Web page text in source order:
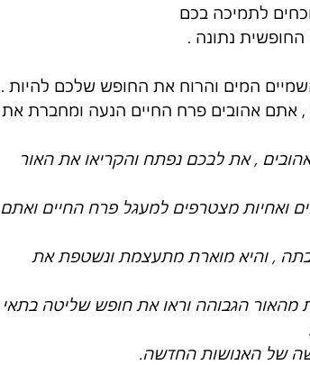
לתמיכה בכם
נתונה .
המים והרוח את החופש שלכם להיות .
, אתם אהובים פרח החיים הנעה ומחברת את
, את לבכם נפתח והקריאו את האור
ואחיות מצטרפים למעגל פרח החיים ואתם
, והיא מוארת מתעצמת ונשטפת את
מהאור הגבוהה וראו את חופש שליטה בתאי
של האנושות החדשה.